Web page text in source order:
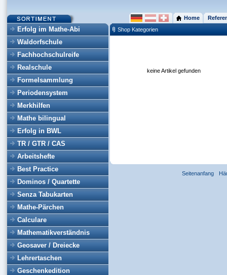
Erfolg im Mathe-Abi
Waldorfschule
Fachhochschulreife
Realschule
Formelsammlung
Periodensystem
Merkhilfen
Mathe bilingual
Erfolg in BWL
TR / GTR / CAS
Arbeitshefte
Best Practice
Dominos / Quartette
Senza Tabukarten
Mathe-Pärchen
Calculare
Mathematikverständnis
Geosaver / Dreiecke
Lehrertaschen
Geschenkedition
Home
Shop Kategorien
keine Artikel gefunden
Seitenanfang